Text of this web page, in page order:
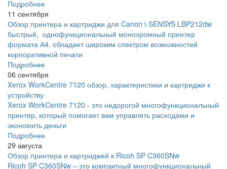
Подробнее
11 сентября
Обзор принтера и картриджи для Canon i-SENSYS LBP212dw
быстрый, однофункциональный монохромный принтер
формата А4, обладает широким спектром возможностей
корпоративной печати
Подробнее
06 сентября
Xerox WorkCentre 7120 обзор, характеристики и картриджи к
устройству
Xerox WorkCentre 7120 - это недорогой многофункциональный
принтер, который помогает вам управлять расходами и
экономить деньги
Подробнее
29 августа
Обзор принтера и картриджей к Ricoh SP C360SNw
Ricoh SP C360SNw – это компактный многофункциональный